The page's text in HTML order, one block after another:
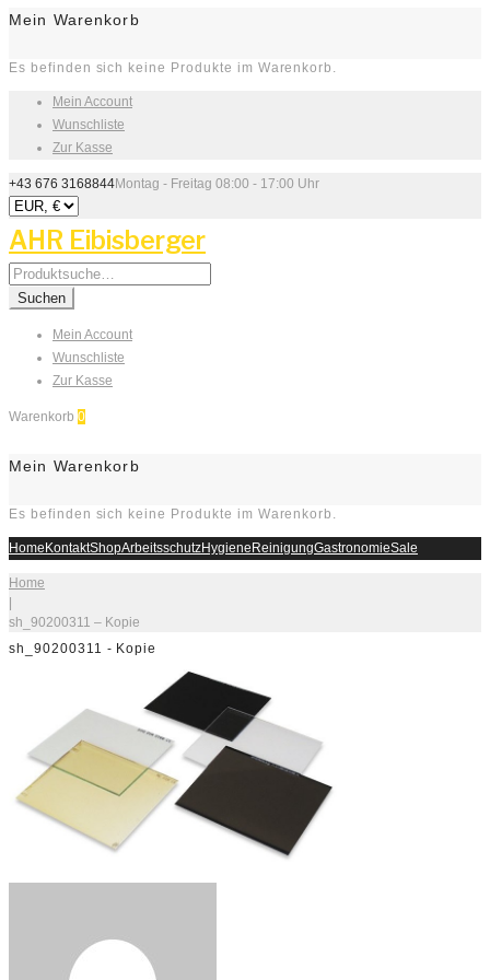
Mein Warenkorb
Es befinden sich keine Produkte im Warenkorb.
Mein Account
Wunschliste
Zur Kasse
+43 676 3168844Montag - Freitag 08:00 - 17:00 Uhr
AHR Eibisberger
Search
for:
Suchen
Mein Account
Wunschliste
Zur Kasse
Warenkorb 0
Mein Warenkorb
Es befinden sich keine Produkte im Warenkorb.
HomeKontaktShopArbeitsschutzHygieneReinigungGastronomieSale
Home
|
sh_90200311 – Kopie
sh_90200311 - Kopie